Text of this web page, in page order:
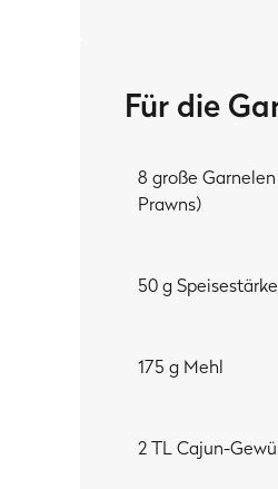
Für die
8 große
Prawns)
50 g Speisestärke
175 g Mehl
2 TL Cajun-